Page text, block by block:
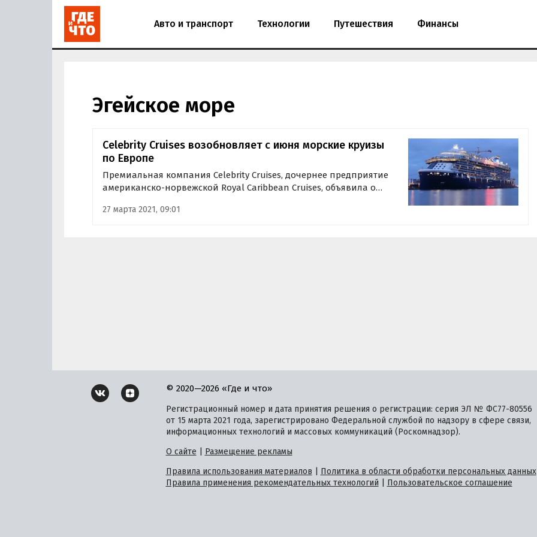
Авто и транспорт Технологии Путешествия Финансы
Эгейское море
Celebrity Cruises возобновляет с июня морские круизы
по Европе
Премиальная компания Celebrity Cruises, дочернее предприятие
американско-норвежской Royal Caribbean Cruises, объявила о
27 марта 2021, 09:01
© 2020—2026 «Где и что»
Регистрационный номер и дата принятия решения о регистрации: серия ЭЛ № ФС77-80556
от 15 марта 2021 года, зарегистрировано Федеральной службой по надзору в сфере связи,
информационных технологий и массовых коммуникаций (Роскомнадзор).
О сайте
Размещение рекламы
Правила использования материалов
Политика в области обработки персональных данных|
Правила применения рекомендательных технологий
Пользовательское соглашение